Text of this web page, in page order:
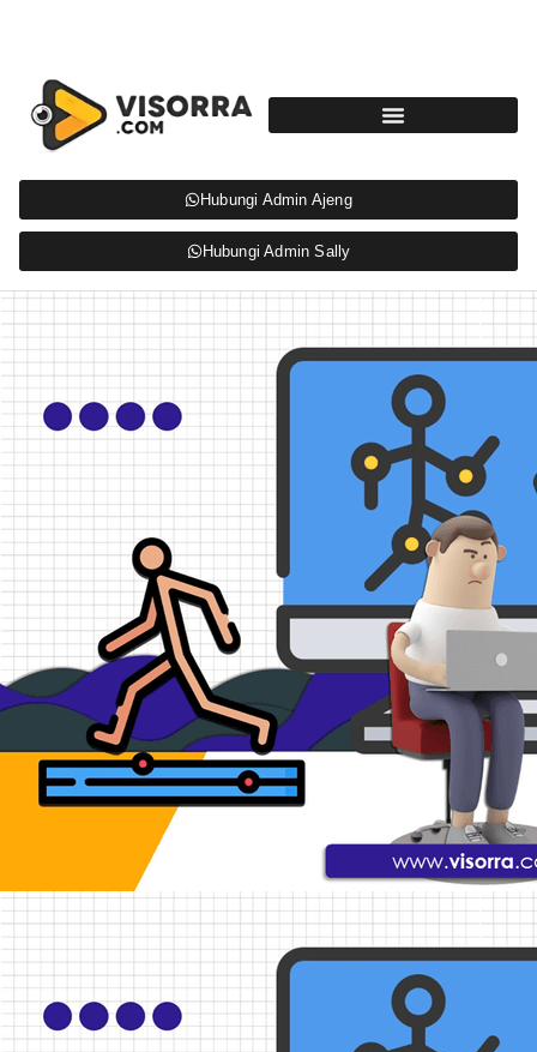
Hubungi Admin Ajeng
Hubungi Admin Sally